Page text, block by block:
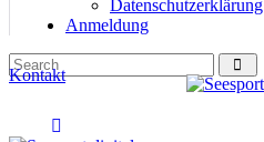
Datenschutzerklärung
Anmeldung
Kontakt